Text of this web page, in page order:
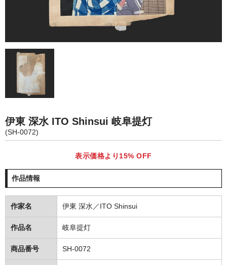
伊東 深水 ITO Shinsui 岐阜提灯
(SH-0072)
表示価格より15% OFF
作品情報
作家名 伊東 深水／ITO Shinsui
作品名 岐阜提灯
商品番号 SH-0072